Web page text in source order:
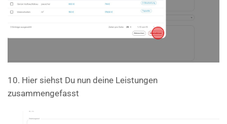
10. Hier siehst Du nun deine Leistungen
zusammengefasst